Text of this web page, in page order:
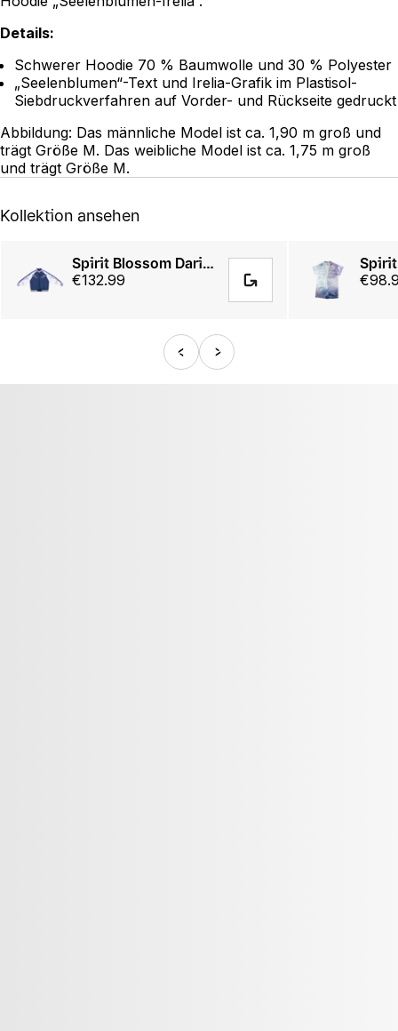
Details:
Schwerer Hoodie 70 % Baumwolle und 30 % Polyester
„Seelenblumen“-Text und Irelia-Grafik im Plastisol-
Siebdruckverfahren auf Vorder- und Rückseite gedruckt
Abbildung: Das männliche Model ist ca. 1,90 m groß und
trägt Größe M. Das weibliche Model ist ca. 1,75 m groß
und trägt Größe M.
Kollektion ansehen
Spirit Blossom Darius Sukajan Jacket
€132.99